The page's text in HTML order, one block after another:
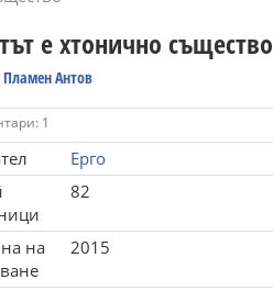
е хтонично същество
Пламен Антов
1
Ерго
82
на
2015